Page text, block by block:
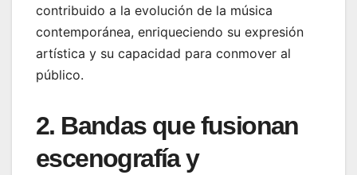
contribuido a la evolución de la música
contemporánea, enriqueciendo su expresión
artística y su capacidad para conmover al
público.
2. Bandas que fusionan
escenografía y